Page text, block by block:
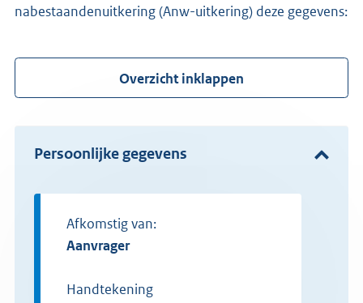
nabestaandenuitkering (Anw-uitkering) deze gegevens:
Overzicht inklappen
Persoonlijke gegevens
Afkomstig van:
aanvrager
Handtekening